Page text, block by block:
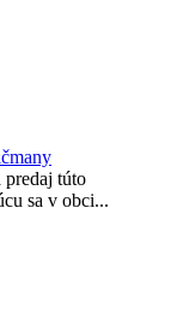
túto
sa v obci...